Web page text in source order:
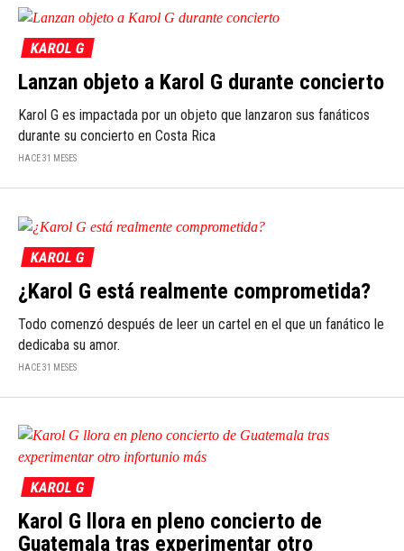
KAROL G
Lanzan objeto a Karol G durante concierto
Karol G es impactada por un objeto que lanzaron sus fanáticos
durante su concierto en Costa Rica
HACE 31 MESES
KAROL G
¿Karol G está realmente comprometida?
Todo comenzó después de leer un cartel en el que un fanático le
dedicaba su amor.
HACE 31 MESES
KAROL G
Karol G llora en pleno concierto de
Guatemala tras experimentar otro